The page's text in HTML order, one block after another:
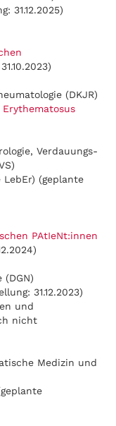
31.12.2025)
(DKJR)
Verdauungs-
LebEr) (geplante
PAtIeNt:innen
31.12.2023)
und
nicht
Medizin und